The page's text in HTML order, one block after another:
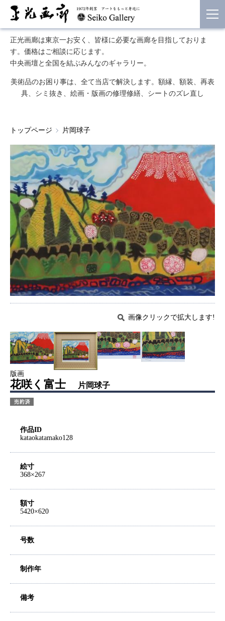
正光画廊は東京一お安く、皆様に必要な画廊を目指しておりま
す。価格はご相談に応じます。
中央画壇と全国を結ぶみんなのギャラリー。
美術品のお困り事は、全て当店で解決します。額縁、額装、再表
具、シミ抜き、絵画・版画の修理修繕、シートのズレ直し
トップページ 片岡球子
画像クリックで拡大します!
版画
花咲く富士 片岡球子
作品ID
kataokatamako128
絵寸
368×267
額寸
5420×620
号数
制作年
備考